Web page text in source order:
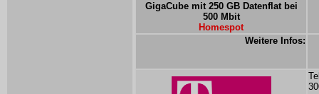
GigaCube mit 250 GB Datenflat bei
500 Mbit
Homespot
Weitere Infos: